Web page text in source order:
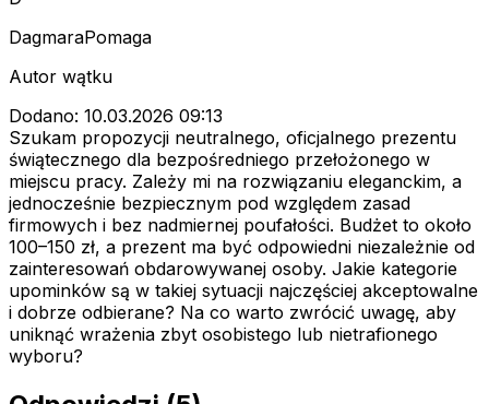
DagmaraPomaga
Autor wątku
Dodano: 10.03.2026 09:13
Szukam propozycji neutralnego, oficjalnego prezentu
świątecznego dla bezpośredniego przełożonego w
miejscu pracy. Zależy mi na rozwiązaniu eleganckim, a
jednocześnie bezpiecznym pod względem zasad
firmowych i bez nadmiernej poufałości. Budżet to około
100–150 zł, a prezent ma być odpowiedni niezależnie od
zainteresowań obdarowywanej osoby. Jakie kategorie
upominków są w takiej sytuacji najczęściej akceptowalne
i dobrze odbierane? Na co warto zwrócić uwagę, aby
uniknąć wrażenia zbyt osobistego lub nietrafionego
wyboru?